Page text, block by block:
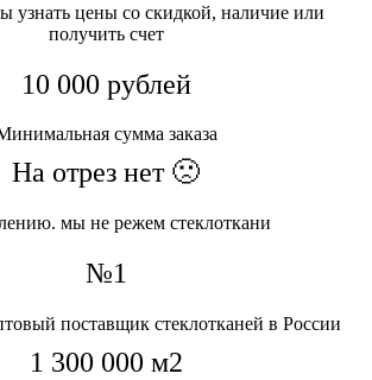
узнать цены со скидкой, наличие или
получить счет
10 000 рублей
сумма заказа
На отрез нет 🙁
мы не режем стеклоткани
№1
поставщик стеклотканей в России
1 300 000 м2